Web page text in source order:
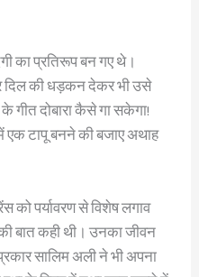
का प्रतिरूप बन गए थे।
दिल की धड़कन देकर भी उसे
गीत दोबारा कैसे गा सकेगा!
एक टापू बनने की बजाए अथाह
को पर्यावरण से विशेष लगाव
बात कही थी। उनका जीवन
सालिम अली ने भी अपना